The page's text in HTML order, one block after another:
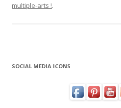
multiple-arts !.
SOCIAL MEDIA ICONS